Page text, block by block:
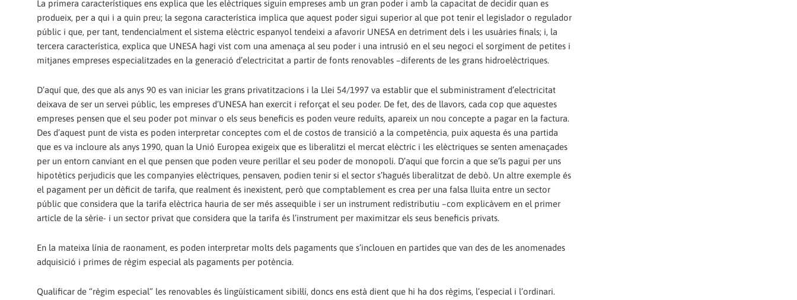
La primera característiques ens explica que les elèctriques siguin empreses amb un gran poder i amb la capacitat de decidir quan es
produeix, per a qui i a quin preu; la segona característica implica que aquest poder sigui superior al que pot tenir el legislador o regulador
públic i que, per tant, tendencialment el sistema elèctric espanyol tendeixi a afavorir UNESA en detriment dels i les usuàries finals; i, la
tercera característica, explica que UNESA hagi vist com una amenaça al seu poder i una intrusió en el seu negoci el sorgiment de petites i
mitjanes empreses especialitzades en la generació d’electricitat a partir de fonts renovables –diferents de les grans hidroelèctriques.
D’aquí que, des que als anys 90 es van iniciar les grans privatitzacions i la Llei 54/1997 va establir que el subministrament d’electricitat
deixava de ser un servei públic, les empreses d’UNESA han exercit i reforçat el seu poder. De fet, des de llavors, cada cop que aquestes
empreses pensen que el seu poder pot minvar o els seus beneficis es poden veure reduïts, apareix un nou concepte a pagar en la factura.
Des d’aquest punt de vista es poden interpretar conceptes com el de costos de transició a la competència, puix aquesta és una partida
que es va incloure als anys 1990, quan la Unió Europea exigeix que es liberalitzi el mercat elèctric i les elèctriques se senten amenaçades
per un entorn canviant en el que pensen que poden veure perillar el seu poder de monopoli. D’aquí que forcin a que se’ls pagui per uns
hipotètics perjudicis que les companyies elèctriques, pensaven, podien tenir si el sector s’hagués liberalitzat de debò. Un altre exemple és
el pagament per un dèficit de tarifa, que realment és inexistent, però que comptablement es crea per una falsa lluita entre un sector
públic que considera que la tarifa elèctrica hauria de ser més assequible i ser un instrument redistributiu –com explicàvem en el primer
article de la sèrie- i un sector privat que considera que la tarifa és l’instrument per maximitzar els seus beneficis privats.
En la mateixa línia de raonament, es poden interpretar molts dels pagaments que s’inclouen en partides que van des de les anomenades
adquisició i primes de règim especial als pagaments per potència.
Qualificar de “règim especial” les renovables és lingüísticament sibil·lí, doncs ens està dient que hi ha dos règims, l’especial i l’ordinari.